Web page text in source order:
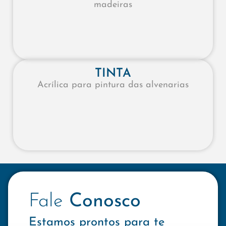
madeiras
TINTA
Acrílica para pintura das alvenarias
Fale Conosco
Estamos prontos para te